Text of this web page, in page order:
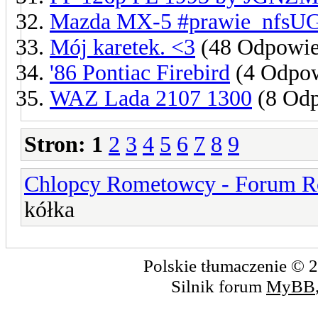
Mazda MX-5
Mój karetek. <3 (48
'86 Pontiac Firebird (4
WAZ Lada 2107 1300 (8
Stron: 1 2 3 4 5 6 7 8 9
Chlopcy Rometowcy - Forum
kółka
Polskie tłumaczenie ©
Silnik forum MyBB